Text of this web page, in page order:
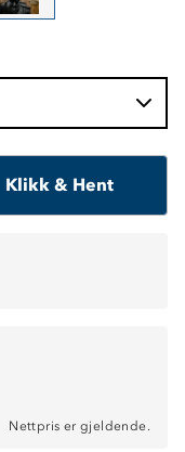
Klikk & Hent
Nettpris er gjeldende.